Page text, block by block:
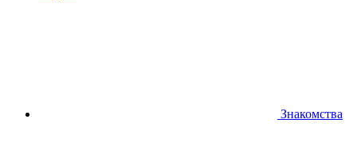
Знакомства